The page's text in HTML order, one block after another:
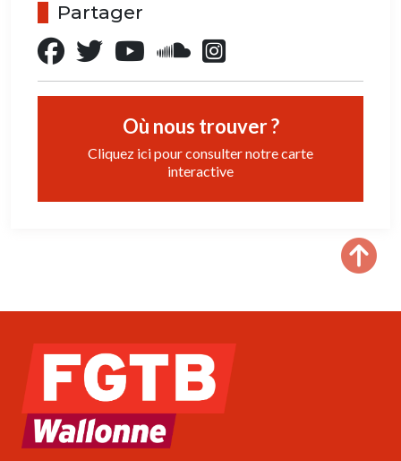
Partager
Où nous trouver ?
Cliquez ici pour consulter notre carte
interactive